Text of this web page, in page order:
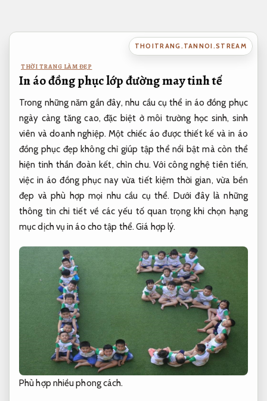
nội
THOITRANG.TANNOI.STREAM
THỜI TRANG LÀM ĐẸP
In áo đồng phục lớp đường may tinh tế
Trong những năm gần đây, nhu cầu cụ thể in áo đồng phục
ngày càng tăng cao, đặc biệt ở môi trường học sinh, sinh
viên và doanh nghiệp. Một chiếc áo được thiết kế và in áo
đồng phục đẹp không chỉ giúp tập thể nổi bật mà còn thể
hiện tinh thần đoàn kết, chỉn chu. Với công nghệ tiên tiến,
việc in áo đồng phục nay vừa tiết kiệm thời gian, vừa bền
đẹp và phù hợp mọi nhu cầu cụ thể. Dưới đây là những
thông tin chi tiết về các yếu tố quan trọng khi chọn hạng
mục dịch vụ in áo cho tập thể.Giá hợp lý.
Phù hợp nhiều phong cách.